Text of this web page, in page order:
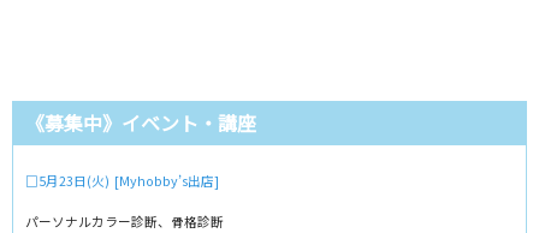
《募集中》イベント・講座
□5月23日(火) [Myhobby’s出店]
パーソナルカラー診断、骨格診断